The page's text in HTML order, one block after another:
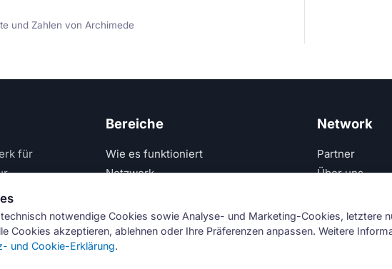
und Zahlen von Archimede
für
Bereiche
Wie es funktioniert
Netzwerk
Network
Partner
Über uns
© Numeri Primi Srl — USt-IdNr. IT11621120960 ·
notwendige Cookies sowie Analyse- und Marketing-Cookies, letztere
Cookies akzeptieren, ablehnen oder Ihre Präferenzen anpassen. Weitere
und Cookie-Erklärung.